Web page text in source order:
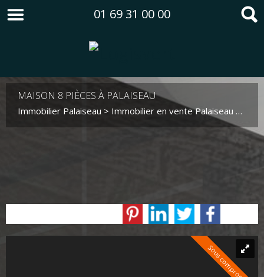
01 69 31 00 00
MAISON 8 PIÈCES À PALAISEAU
Immobilier Palaiseau > Immobilier en vente Palaiseau >
Sous compromis